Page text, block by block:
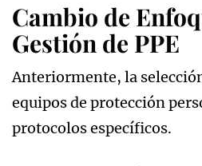
Cambio de
Gestión de PPE
Anteriormente, la
equipos de protección
protocolos específicos.